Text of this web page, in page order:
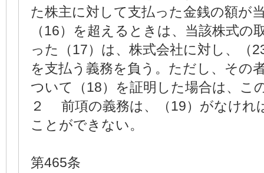
た株主に対して支払った金銭の額が
（16）を超えるときは、当該株式の
った（17）は、株式会社に対し、（
を支払う義務を負う。ただし、その
ついて（18）を証明した場合は、こ
２ 前項の義務は、（19）がなけれ
ことができない。
第465条